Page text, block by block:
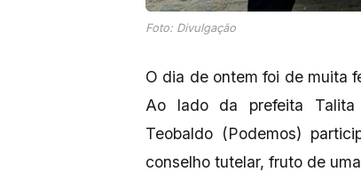
Foto: Divulgação
O dia de ontem foi de muita
Ao lado da prefeita Talita
Teobaldo (Podemos)
conselho tutelar, fruto de